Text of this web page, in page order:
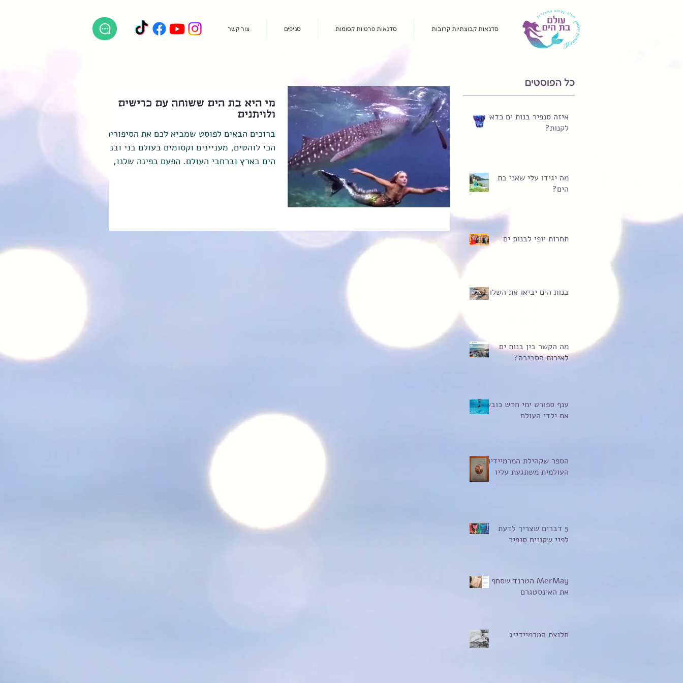
או שלחו לנו ווצפ סדנאות קבוצתיות קרובות סדנאות פרטיות קסומות סניפים צור קשר
מי היא בת הים ששוחה עם כרישים
ולויתנים
ברוכים הבאים לפוסט שמביא לכם את הסיפורים
הכי לוהטים, מעניינים וקסומים בעולם בני ובנות
הים בארץ וברחבי העולם. הפעם בפינה שלנו,
כל הפוסטים
איזה סנפיר בנות ים כדאי
לקנות?
מה יגידו עלי שאני בת
הים?
תחרות יופי לבנות ים
בנות הים יביאו את השלום
מה הקשר בין בנות ים
לאיכות הסביבה?
ענף ספורט ימי חדש כובש
את ילדי העולם
הספר שקהילת המרמיידינג
העולמית משתגעת עליו
5 דברים שצריך לדעת
לפני שקונים סנפיר
MerMay הטרנד שסחף
את האינסטגרם
חלוצת המרמיידינג